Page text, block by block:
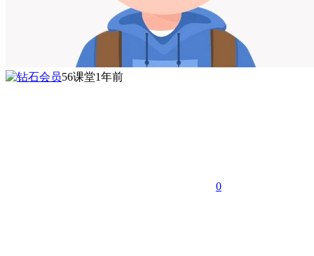
56课堂1年前
0